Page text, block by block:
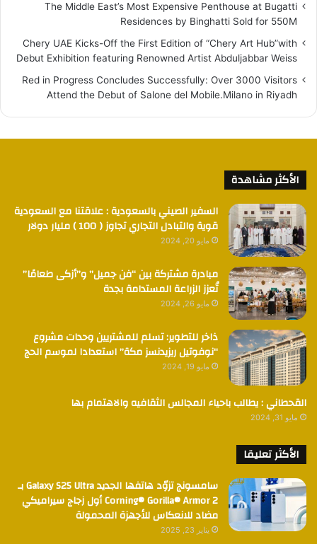
The Middle East’s Most Expensive Penthouse at Bugatti
Residences by Binghatti Sold for 550M
Chery UAE Kicks-Off the First Edition of “Chery Art Hub”with
Debut Exhibition featuring Renowned Artist Abduljabbar Weiss
Red in Progress Concludes Successfully: Over 3000 Visitors
Attend the Debut of Salone del Mobile.Milano in Riyadh
الأكثر مشاهدة
السفير الصيني بالسعودية : علاقتنا مع السعودية
قوية والتبادل التجاري تجاوز ( 100 ) مليار دولار
مايو 20, 2024
مبادرة مشتركة بين “فن جميل” و”أزكى طعامًا”
تُعزز الزراعة المستدامة بجدة
مايو 26, 2024
ذاخر للتطوير: تسلم للمشتريين وحدات مشروع
“نوفوتيل ريزيدنسز مكة” استعدادا لموسم الحج
مايو 19, 2024
القحطاني : يطالب باحياء المجالس الثقافيه والاهتمام بها
مايو 31, 2024
الأكثر تعليقا
سامسونج تزوّد هاتفها الجديد Galaxy S25 Ultra بـ
Corning® Gorilla® Armor 2 أول زجاج سيراميكي
مضاد للانعكاس للأجهزة المحمولة
يناير 23, 2025